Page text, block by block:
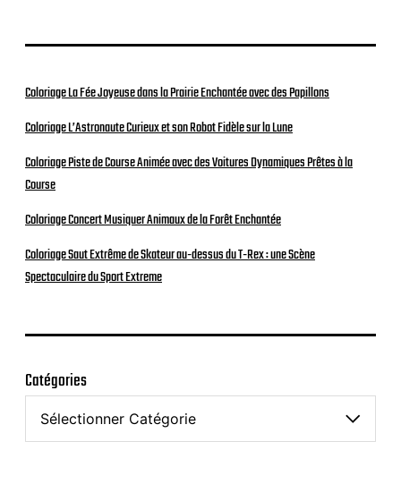
Coloriage La Fée Joyeuse dans la Prairie Enchantée avec des Papillons
Coloriage L’Astronaute Curieux et son Robot Fidèle sur la Lune
Coloriage Piste de Course Animée avec des Voitures Dynamiques Prêtes à la
Course
Coloriage Concert Musiquer Animaux de la Forêt Enchantée
Coloriage Saut Extrême de Skateur au-dessus du T-Rex : une Scène
Spectaculaire du Sport Extreme
Catégories